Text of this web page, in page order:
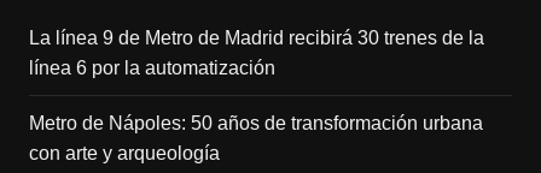
La línea 9 de Metro de Madrid recibirá 30 trenes de la
línea 6 por la automatización
Metro de Nápoles: 50 años de transformación urbana
con arte y arqueología